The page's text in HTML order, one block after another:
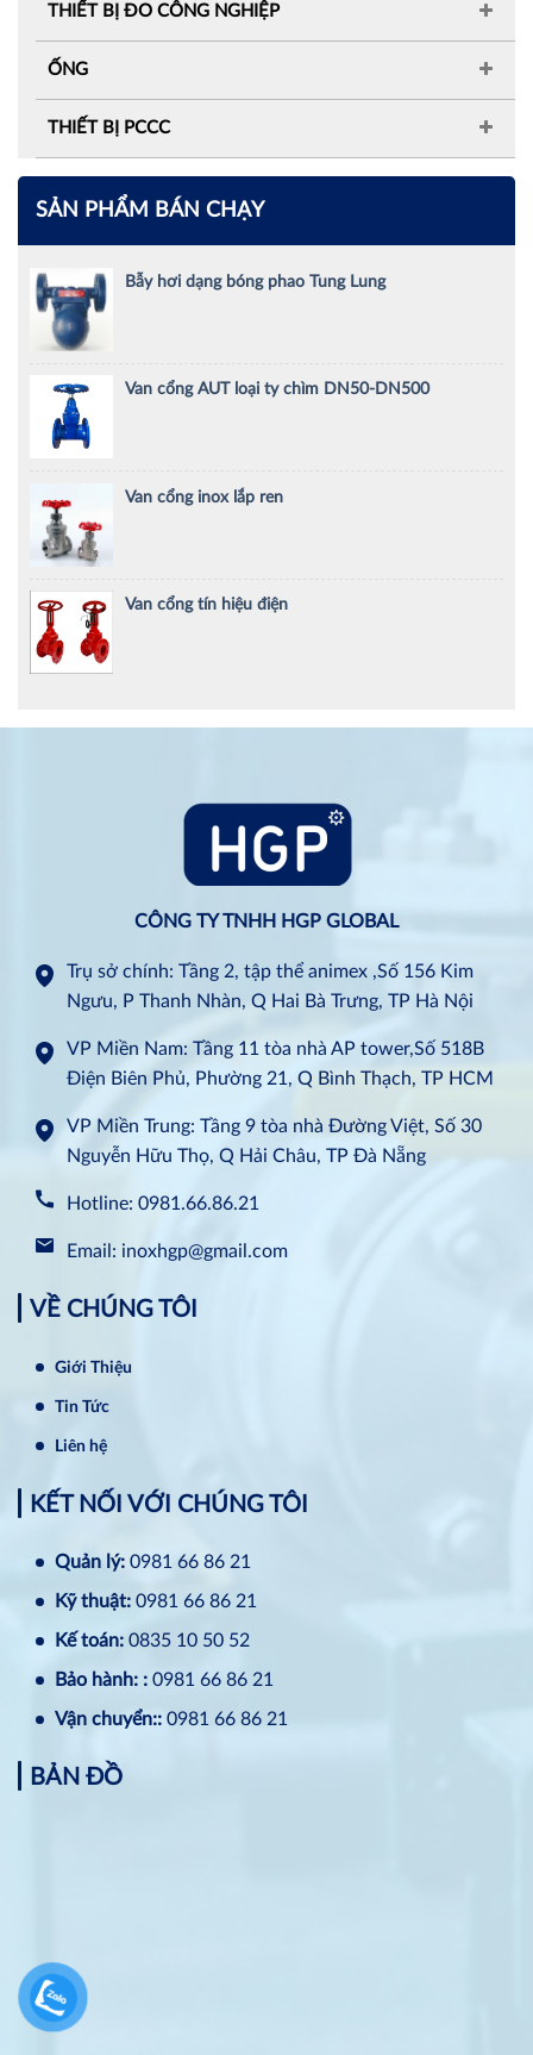
THIẾT BỊ ĐO CÔNG NGHIỆP
ỐNG
THIẾT BỊ PCCC
SẢN PHẨM BÁN CHẠY
Bẫy hơi dạng bóng phao Tung Lung
Van cổng AUT loại ty chìm DN50-DN500
Van cổng inox lắp ren
Van cổng tín hiệu điện
CÔNG TY TNHH HGP GLOBAL
Trụ sở chính: Tầng 2, tập thể animex ,Số 156 Kim
Ngưu, P Thanh Nhàn, Q Hai Bà Trưng, TP Hà Nội
VP Miền Nam: Tầng 11 tòa nhà AP tower,Số 518B
Điện Biên Phủ, Phường 21, Q Bình Thạch, TP HCM
VP Miền Trung: Tầng 9 tòa nhà Đường Việt, Số 30
Nguyễn Hữu Thọ, Q Hải Châu, TP Đà Nẵng
Hotline: 0981.66.86.21
Email: inoxhgp@gmail.com
VỀ CHÚNG TÔI
Giới Thiệu
Tin Tức
Liên hệ
KẾT NỐI VỚI CHÚNG TÔI
Quản lý: 0981 66 86 21
Kỹ thuật: 0981 66 86 21
Kế toán: 0835 10 50 52
Bảo hành: : 0981 66 86 21
Vận chuyển:: 0981 66 86 21
BẢN ĐỒ